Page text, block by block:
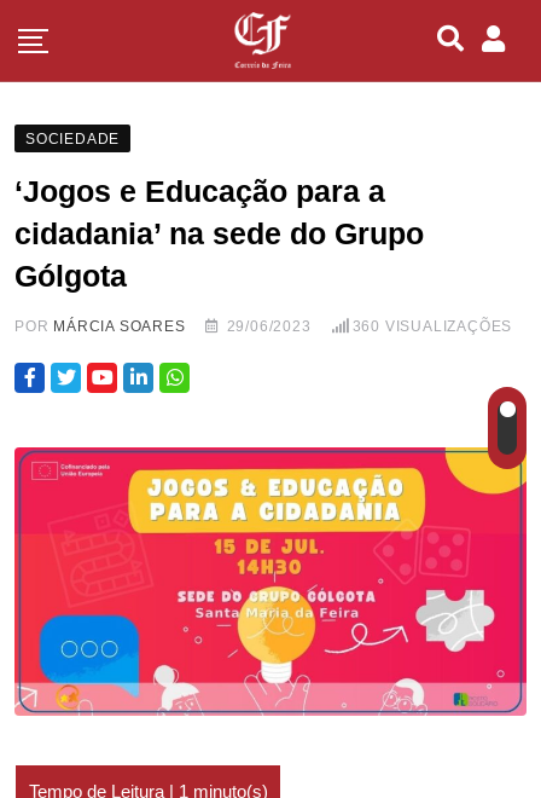
SOCIEDADE
‘Jogos e Educação para a
cidadania’ na sede do Grupo
Gólgota
POR MÁRCIA SOARES 29/06/2023 360 VISUALIZAÇÕES